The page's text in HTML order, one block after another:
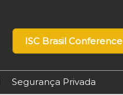
ISC Brasil Conference
Segurança Privada